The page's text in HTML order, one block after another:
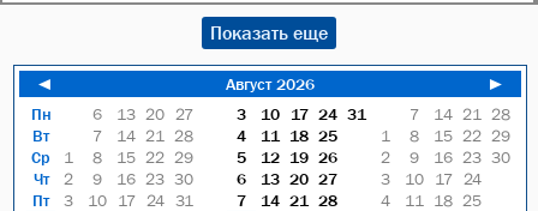
Показать еще
◄ Август 2026
►
Пн
Вт
Ср
Чт
Пт
6 13 20
27
7
14 21
28
1
8 15 22 29
2
9 16 23 30
3
10 17 24 31
3 10 17 24 31
4
11 18 25
5
12 19 26
6
13 20 27
7
14 21
28
7 14 21
28
1
8 15 22 29
2
9 16 23 30
3
10 17
24
4
11 18 25